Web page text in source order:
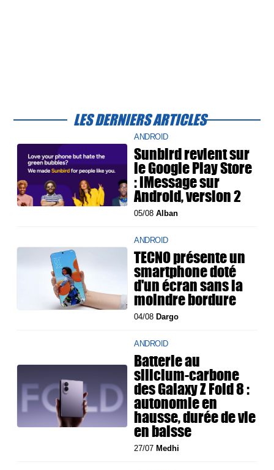
LES DERNIERS ARTICLES
ANDROID
Sunbird revient sur
le Google Play Store
: iMessage sur
Android, version 2
05/08Alban
ANDROID
TECNO présente un
smartphone doté
d'un écran sans la
moindre bordure
04/08 Dargo
ANDROID
Batterie au
silicium-carbone
des Galaxy Z Fold 8 :
autonomie en
hausse, durée de vie
en baisse
27/07 Medhi